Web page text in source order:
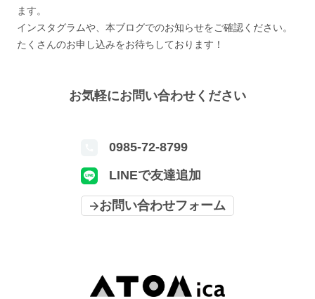
ます。
インスタグラムや、本ブログでのお知らせをご確認ください。
たくさんのお申し込みをお待ちしております！
お気軽にお問い合わせください
0985-72-8799
LINEで友達追加
お問い合わせフォーム